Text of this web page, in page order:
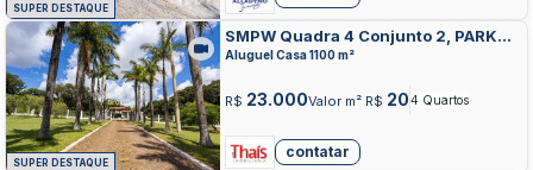
SUPER DESTAQUE
SUPER DESTAQUE
SMPW Quadra 4 Conjunto 2, PARK
WAY, BRASILIA
Aluguel Casa 1100 m²
R$ 23.000Valor m² R$ 204 Quartos
contatar